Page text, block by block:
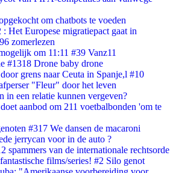
om chatbots te voeden
: Het Europese migratiepact gaat in
zomerlezen
om 11:11 #39 Vanz11
#1318 Drone baby drone
grens naar Ceuta in Spanje,l #10
"Fleur" door het leven
in een relatie kunnen vergeven?
aanbod om 211 voetbalbonden 'om te
#317 We dansen de macaroni
jerrycan voor in de auto ?
van de internationale rechtsorde
films/series! #2 Silo genot